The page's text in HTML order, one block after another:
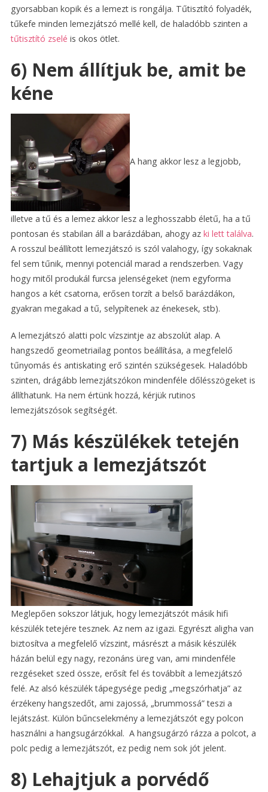
gyorsabban kopik és a lemezt is rongálja. Tűtisztító folyadék,
tűkefe minden lemezjátszó mellé kell, de haladóbb szinten a
tűtisztító zselé is okos ötlet.
6) Nem állítjuk be, amit be
kéne
A hang akkor lesz a legjobb,
illetve a tű és a lemez akkor lesz a leghosszabb életű, ha a tű
pontosan és stabilan áll a barázdában, ahogy az ki lett találva.
A rosszul beállított lemezjátszó is szól valahogy, így sokaknak
fel sem tűnik, mennyi potenciál marad a rendszerben. Vagy
hogy mitől produkál furcsa jelenségeket (nem egyforma
hangos a két csatorna, erősen torzít a belső barázdákon,
gyakran megakad a tű, selypítenek az énekesek, stb).
A lemezjátszó alatti polc vízszintje az abszolút alap. A
hangszedő geometriailag pontos beállítása, a megfelelő
tűnyomás és antiskating erő szintén szükségesek. Haladóbb
szinten, drágább lemezjátszókon mindenféle dőlésszögeket is
állíthatunk. Ha nem értünk hozzá, kérjük rutinos
lemezjátszósok segítségét.
7) Más készülékek tetején
tartjuk a lemezjátszót
Meglepően sokszor látjuk, hogy lemezjátszót másik hifi
készülék tetejére tesznek. Az nem az igazi. Egyrészt aligha van
biztosítva a megfelelő vízszint, másrészt a másik készülék
házán belül egy nagy, rezonáns üreg van, ami mindenféle
rezgéseket szed össze, erősít fel és továbbít a lemezjátszó
felé. Az alsó készülék tápegysége pedig „megszórhatja” az
érzékeny hangszedőt, ami zajossá, „brummossá” teszi a
lejátszást. Külön bűncselekmény a lemezjátszót egy polcon
használni a hangsugárzókkal. A hangsugárzó rázza a polcot, a
polc pedig a lemezjátszót, ez pedig nem sok jót jelent.
8) Lehajtjuk a porvédő